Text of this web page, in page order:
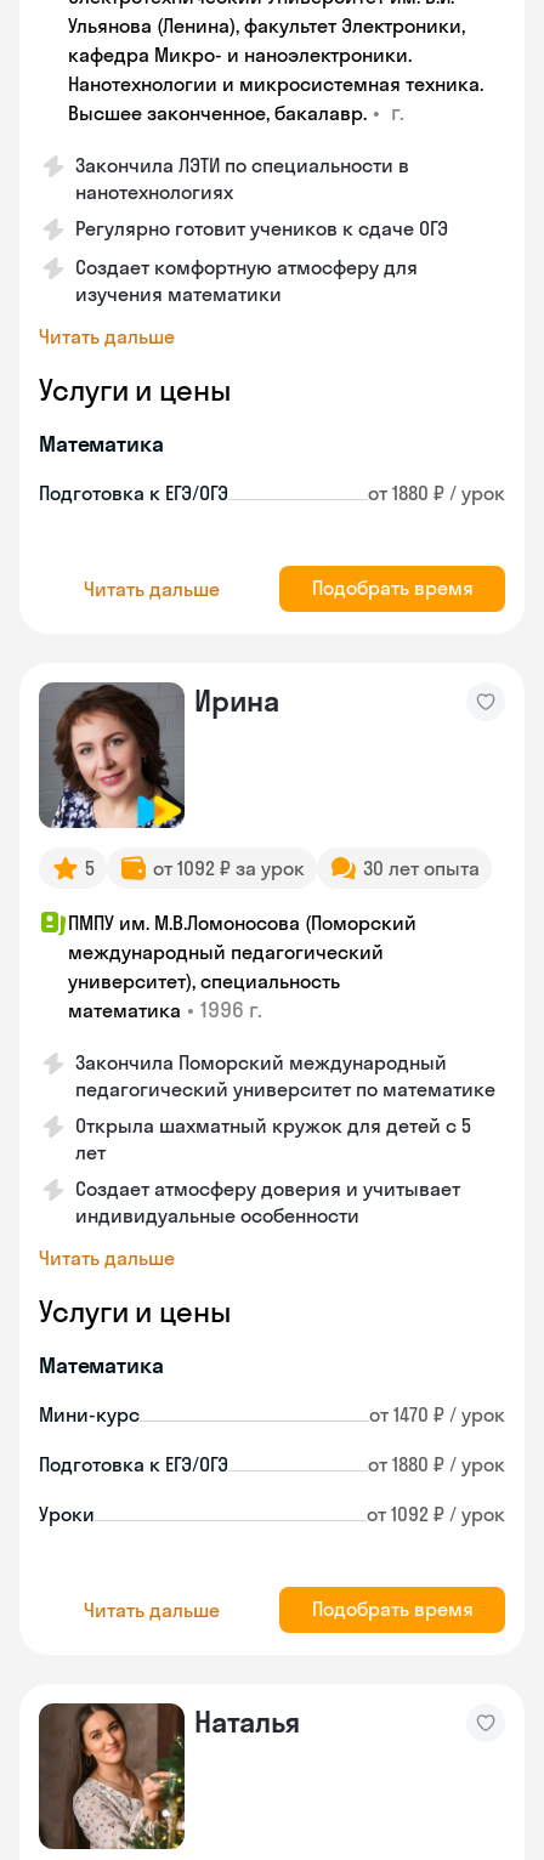
Ульянова (Ленина), факультет Электроники,
кафедра Микро- и наноэлектроники.
Нанотехнологии и микросистемная техника.
Высшее законченное, бакалавр. • г.
Закончила ЛЭТИ по специальности в
нанотехнологиях
Регулярно готовит учеников к сдаче ОГЭ
Создает комфортную атмосферу для
изучения математики
Читать дальше
Услуги и цены
Математика
Подготовка к ЕГЭ/ОГЭ от 1880 ₽ / урок
Читать дальше Подобрать время
Ирина
5 от 1092 ₽ за урок 30 лет опыта
ПМПУ им. М.В.Ломоносова (Поморский
международный педагогический
университет), специальность
математика • 1996 г.
Закончила Поморский международный
педагогический университет по математике
Открыла шахматный кружок для детей с 5
лет
Создает атмосферу доверия и учитывает
индивидуальные особенности
Читать дальше
Услуги и цены
Математика
Мини-курс от 1470 ₽ / урок
Подготовка к ЕГЭ/ОГЭ от 1880 ₽ / урок
Уроки от 1092 ₽ / урок
Читать дальше Подобрать время
Наталья